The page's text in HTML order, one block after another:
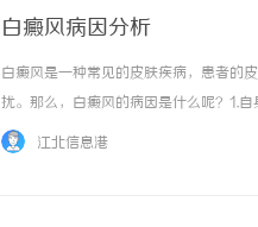
白癜风病因分析
白癜风是一种常见的皮肤疾病，患者的
扰。那么，白癜风的病因是什么呢？1.
包括产生色素的细胞，导致色素的缺失
江北信息港